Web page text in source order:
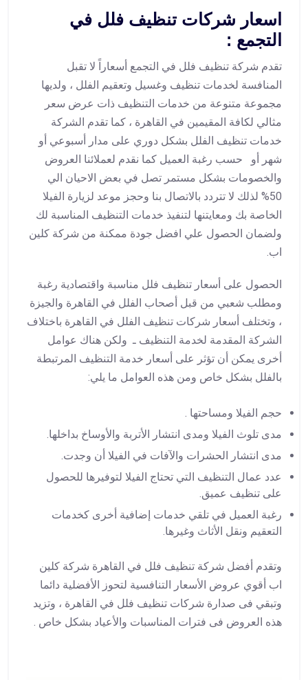
اسعار شركات تنظيف فلل في
التجمع :
تقدم شركة تنظيف فلل في التجمع أسعاراً لا تقبل
المنافسة لخدمات تنظيف وغسيل وتعقيم الفلل ، ولديها
مجموعة متنوعة من خدمات التنظيف ذات عرض سعر
مثالي لكافة المقيمين في القاهرة ، كما تقدم الشركة
خدمات تنظيف الفلل بشكل دوري على مدار أسبوعي أو
شهر أو حسب رغبة العميل كما نقدم لعملائنا العروض
والخصومات بشكل مستمر تصل في بعض الاحيان الي
50% لذلك لا تتردد بالاتصال بنا وحجز موعد لزيارة الفيلا
الخاصة بك ومعايتنها لتنفيذ خدمات التنظيف المناسبة لك
ولضمان الحصول علي افضل جودة ممكنة من شركة كلين
اب.
الحصول على أسعار تنظيف فلل مناسبة واقتصادية رغبة
ومطلب شعبي من قبل أصحاب الفلل في القاهرة والجيزة
، وتختلف أسعار شركات تنظيف الفلل في القاهرة باختلاف
الشركة المقدمة لخدمة التنظيف ـ ولكن هناك عوامل
أخرى يمكن أن تؤثر على أسعار خدمة التنظيف المرتبطة
بالفلل بشكل خاص ومن هذه العوامل ما يلي:
حجم الفيلا ومساحتها .
مدى تلوث الفيلا ومدى انتشار الأتربة والأوساخ بداخلها.
مدى انتشار الحشرات والآفات في الفيلا أن وجدت.
عدد عمال التنظيف التي تحتاج الفيلا لتوفيرها للحصول
على تنظيف عميق.
رغبة العميل في تلقي خدمات إضافية أخرى كخدمات
التعقيم ونقل الأثاث وغيرها.
وتقدم أفضل شركة تنظيف فلل في القاهرة شركة كلين
اب أقوي عروض الأسعار التنافسية لتحوز الأفضلية دائما
وتبقي فى صدارة شركات تنظيف فلل في القاهرة ، وتزيد
هذه العروض فى فترات المناسبات والأعياد بشكل خاص .